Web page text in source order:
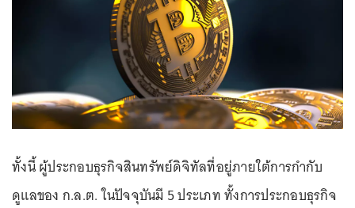
ทั้งนี้ ผู้ประกอบธุรกิจสินทรัพย์ดิจิทัลที่อยู่ภายใต้การกำกับ
ดูแลของ ก.ล.ต. ในปัจจุบันมี 5 ประเภท ทั้งการประกอบธุรกิจ